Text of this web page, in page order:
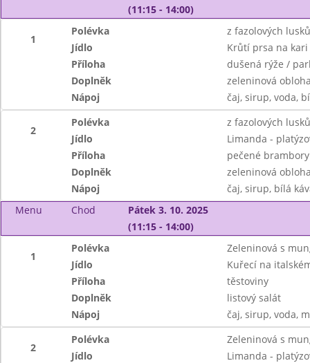
(11:15 - 14:00)
1
Polévka
z fazolových lusků
Jídlo
Krůtí prsa na
Příloha
dušená rýže /
Doplněk
zeleninová
Nápoj
čaj, sirup, voda,
2
Polévka
z fazolových lusků
Jídlo
Limanda -
Příloha
pečené
Doplněk
zeleninová
Nápoj
čaj, sirup, bílá
Menu
Chod
Pátek 3. 10. 2025
(11:15 - 14:00)
1
Polévka
Zeleninová s
Jídlo
Kuřecí na
Příloha
těstoviny
Doplněk
listový salát
Nápoj
čaj, sirup, voda,
2
Polévka
Zeleninová s
Jídlo
Limanda -